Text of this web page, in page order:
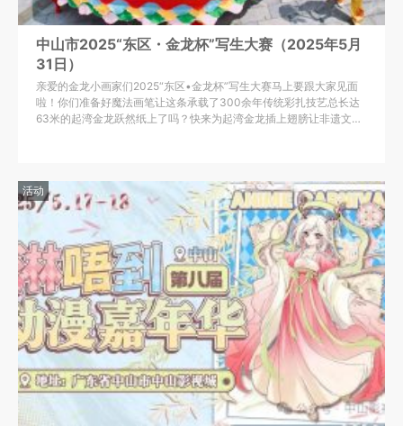
中山市2025“东区・金龙杯”写生大赛（2025年5月
31日）
亲爱的金龙小画家们2025“东区•金龙杯”写生大赛马上要跟大家见面
啦！你们准备好魔法画笔让这条承载了300余年传统彩扎技艺总长达
63米的起湾金龙跃然纸上了吗？快来为起湾金龙插上翅膀让非遗文化
活动